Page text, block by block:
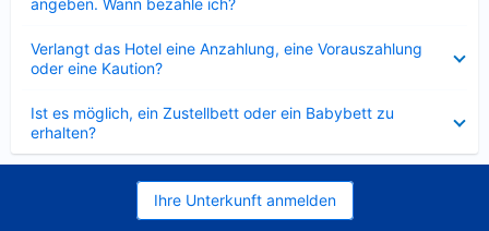
angeben. Wann bezahle ich?
Verlangt das Hotel eine Anzahlung, eine Vorauszahlung
oder eine Kaution?
Ist es möglich, ein Zustellbett oder ein Babybett zu
erhalten?
Ihre Unterkunft anmelden